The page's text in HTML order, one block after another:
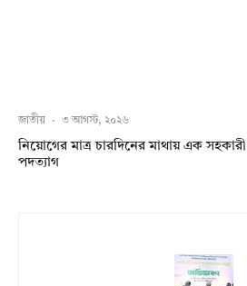
জাতীয় · ৩ আগস্ট, ২০২৬
নিয়োগের মাত্র চারদিনের মাথায় এক
পদত্যাগ